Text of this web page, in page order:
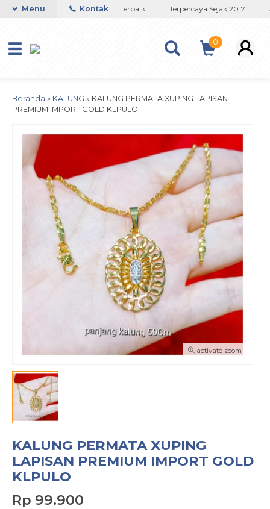
Toko Titanium Lapisan Emas Terbaik Terpercaya Sejak 2017
Menu Kontak
0
Beranda » KALUNG » KALUNG PERMATA XUPING LAPISAN
PREMIUM IMPORT GOLD KLPULO
activate zoom
KALUNG PERMATA XUPING
LAPISAN PREMIUM IMPORT GOLD
KLPULO
Rp 99.900